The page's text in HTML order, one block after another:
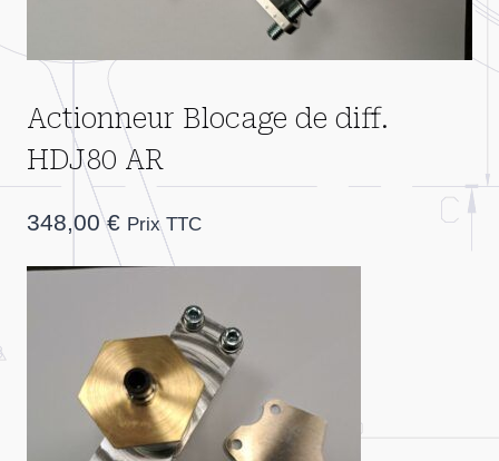
Actionneur Blocage de diff.
HDJ80 AR
348,00€ Prix TTC